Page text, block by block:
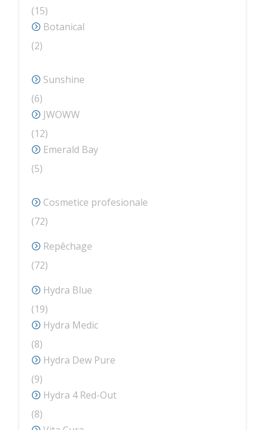
1515
produse
Botanical
22
Sunshine
66
produse
JWOWW
1212
produse
Emerald Bay
55
Cosmetice profesionale
7272
produse
Repêchage
7272
produse
Hydra Blue
1919
produse
Hydra Medic
88
produse
Hydra Dew Pure
99
produse
Hydra 4 Red-Out
88
produse